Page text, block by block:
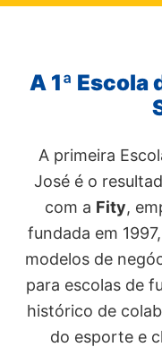
A 1ª Escola
A primeira
José é o
com a Fity,
fundada em
modelos de
para escolas de
histórico de
do esporte e